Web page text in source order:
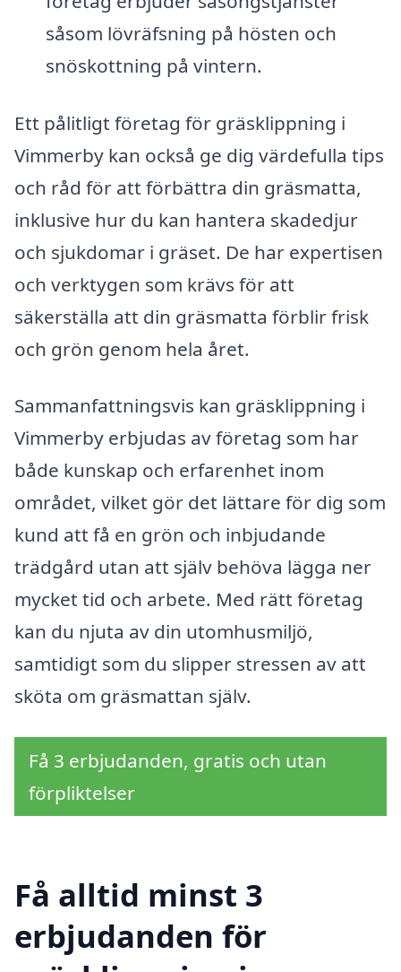
såsom lövräfsning på hösten och
snöskottning på vintern.
Ett pålitligt företag för gräsklippning i
Vimmerby kan också ge dig värdefulla tips
och råd för att förbättra din gräsmatta,
inklusive hur du kan hantera skadedjur
och sjukdomar i gräset. De har expertisen
och verktygen som krävs för att
säkerställa att din gräsmatta förblir frisk
och grön genom hela året.
Sammanfattningsvis kan gräsklippning i
Vimmerby erbjudas av företag som har
både kunskap och erfarenhet inom
området, vilket gör det lättare för dig som
kund att få en grön och inbjudande
trädgård utan att själv behöva lägga ner
mycket tid och arbete. Med rätt företag
kan du njuta av din utomhusmiljö,
samtidigt som du slipper stressen av att
sköta om gräsmattan själv.
Få 3 erbjudanden, gratis och utan
förpliktelser
Få alltid minst 3
erbjudanden för